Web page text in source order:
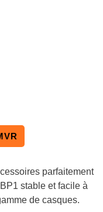
parfaitement
stable et facile à
de casques.